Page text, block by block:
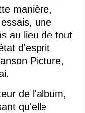
manière,
une
au lieu de tout
d'esprit
Picture,
de l'album,
qu'elle